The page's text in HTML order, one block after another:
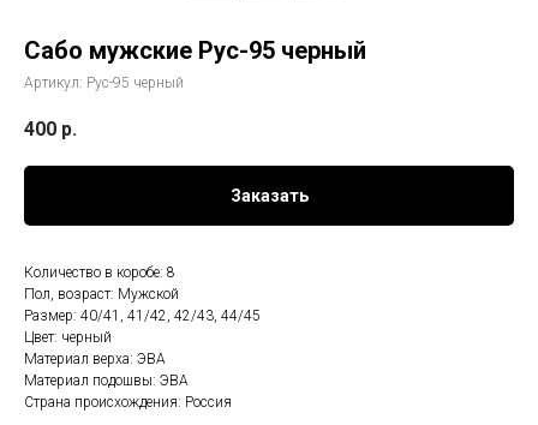
Сабо мужские Рус-95 черный
Артикул: Рус-95 черный
400 р.
Заказать
Количество в коробе: 8
Пол, возраст: Мужской
Размер: 40/41, 41/42, 42/43, 44/45
Цвет: черный
Материал верха: ЭВА
Материал подошвы: ЭВА
Страна происхождения: Россия